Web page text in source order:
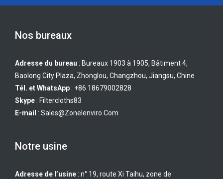
Nos bureaux
Adresse du bureau : Bureaux 1903 à 1905, Bâtiment 4,
Baolong City Plaza, Zhonglou, Changzhou, Jiangsu, Chine
Tél. et WhatsApp : +86 18679002828
Skype : Filtercloths83
E-mail : Sales@zonelenviro.com
Notre usine
Adresse de l’usine : n° 19, route Xi Taihu, zone de